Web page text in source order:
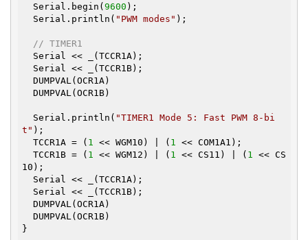
  Serial.begin(
9600 );
  Serial.println(
"PWM modes" );
// TIMER1
  Serial.println(
"TIMER1 Mode 5: Fast PWM 8-bi
t" );
  TCCR1A = (
1 << WGM10) | ( 1
<< COM1A1);
  TCCR1B = (
1 << WGM12) | ( 1 << CS11) | ( 1
<< CS
10);
}